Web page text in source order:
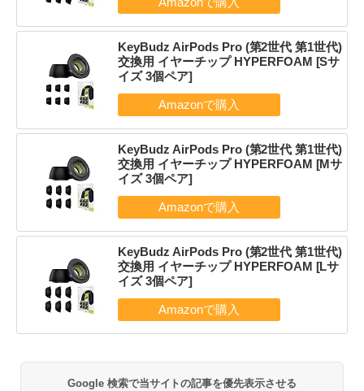
KeyBudz AirPods Pro (第2世代 第1世代)
交換用 イヤーチップ HYPERFOAM [Sサ
イズ 3個ペア]
KeyBudz AirPods Pro (第2世代 第1世代)
交換用 イヤーチップ HYPERFOAM [Mサ
イズ 3個ペア]
KeyBudz AirPods Pro (第2世代 第1世代)
交換用 イヤーチップ HYPERFOAM [Lサ
イズ 3個ペア]
Google 検索で当サイトの記事を優先表示させる